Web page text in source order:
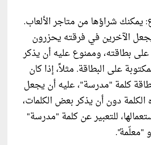
يمكنك شراؤها من متاجر الألعاب.
الآخرين في فرقته يحزرون
على بطاقته، وممنوع عليه أن يذكر
على البطاقة. مثلاً، إذا كان
كلمة "مدرسة"، عليه أن يجعل
دون أن يذكر بعض الكلمات،
للتعبير عن كلمة "مدرسة"
"معلّمة".